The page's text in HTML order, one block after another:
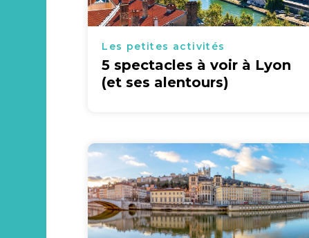
Les petites activités
5 spectacles à voir à Lyon
(et ses alentours)